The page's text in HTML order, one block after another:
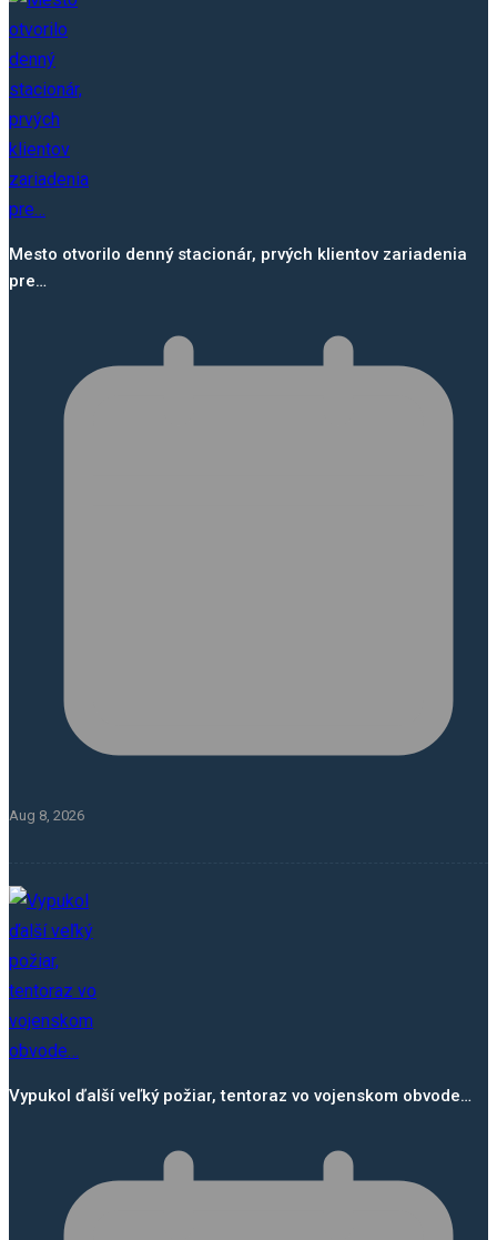
Mesto otvorilo denný stacionár, prvých klientov zariadenia
pre…
Aug 8, 2026
Vypukol ďalší veľký požiar, tentoraz vo vojenskom obvode…